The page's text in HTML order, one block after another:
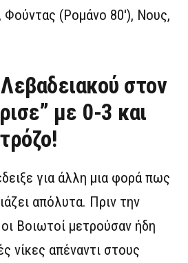
Φούντας (Ρομάνο 80′), Νους,
στον
με 0-3 και
για άλλη μια φορά πως
απόλυτα. Πριν την
Βοιωτοί μετρούσαν ήδη
νίκες απέναντι στους